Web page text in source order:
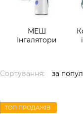
МЕШ
Інгалятори
Сортування: за
ТОП ПРОДАЖІВ